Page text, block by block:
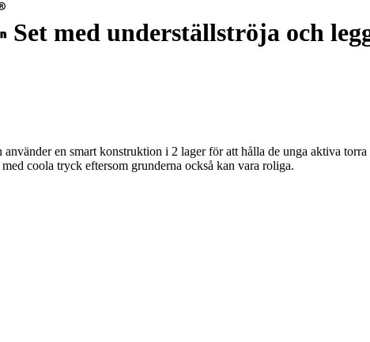
Set med underställströja och
använder en smart konstruktion i 2 lager för att hålla de unga aktiva
coola tryck eftersom grunderna också kan vara roliga.